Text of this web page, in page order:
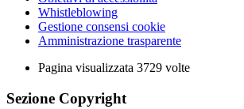
Whistleblowing
Gestione consensi cookie
Amministrazione trasparente
Pagina visualizzata 3729 volte
Sezione Copyright